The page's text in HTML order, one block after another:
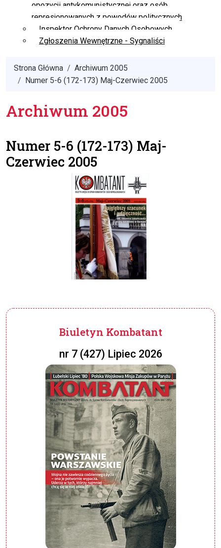
opozycji antykomunistycznej oraz osób
represjonowanych z powodów politycznych
Inspektor Ochrony Danych Osobowych
Zgłoszenia Wewnętrzne - Sygnaliści
Strona Główna
Archiwum 2005
Numer 5-6 (172-173) Maj-Czerwiec 2005
Archiwum 2005
Numer 5-6 (172-173) Maj-
Czerwiec 2005
Biuletyn Kombatant
nr 7 (427) Lipiec 2026